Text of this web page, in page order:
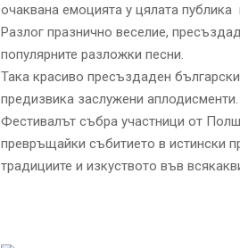
очаквана емоцията у цялата
Разлог празнично веселие,
популярните разложки песни.
Така красиво пресъздаден
предизвика заслужени аплодисменти.
Фестивалът събра участници от
превръщайки събитието в истински
традициите и изкуството във